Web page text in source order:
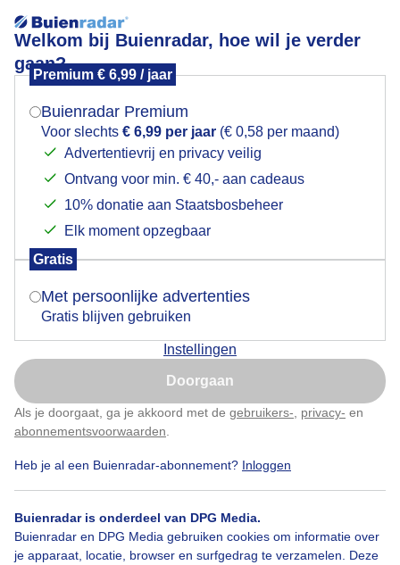
Welkom bij Buienradar, hoe wil je verder
gaan?
Premium € 6,99 / jaar
Buienradar Premium
Voor slechts € 6,99 per jaar (€ 0,58 per maand)
Advertentievrij en privacy veilig
Ontvang voor min. € 40,- aan cadeaus
10% donatie aan Staatsbosbeheer
Elk moment opzegbaar
Gratis
Met persoonlijke advertenties
Gratis blijven gebruiken
Instellingen
Doorgaan
Als je doorgaat, ga je akkoord met de gebruikers- privacy- en
abonnementsvoorwaarden
Heb je al een Buienradar-abonnement? Inloggen
Buienradar is onderdeel van DPG Media.
Buienradar en DPG Media gebruiken cookies om informatie over
je apparaat, locatie, browser en surfgedrag te verzamelen. Deze
Passiebloem / Hommels
Door: Peter van der Schoot Gemaakt: 26-07-2025, 63x bekeken
Zomer Dieren
Bekijk slideshow
Mogen we je locatie gebruiken voor het
Indien je hier nog geen akkoord op hebt gegeven,
verschijnt er zo een pop-up uit je browser waarin
Is goed, toon de popup
Nu niet, misschien later
Klik hierom dit aan te passen